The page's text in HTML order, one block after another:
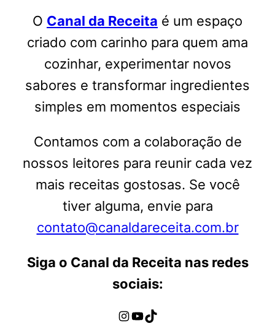
O Canal da Receita é um espaço
criado com carinho para quem ama
cozinhar, experimentar novos
sabores e transformar ingredientes
simples em momentos especiais
Contamos com a colaboração de
nossos leitores para reunir cada vez
mais receitas gostosas. Se você
tiver alguma, envie para
contato@canaldareceita.com.br
Siga o Canal da Receita nas redes
sociais:
Instagram
Youtube
TikTok